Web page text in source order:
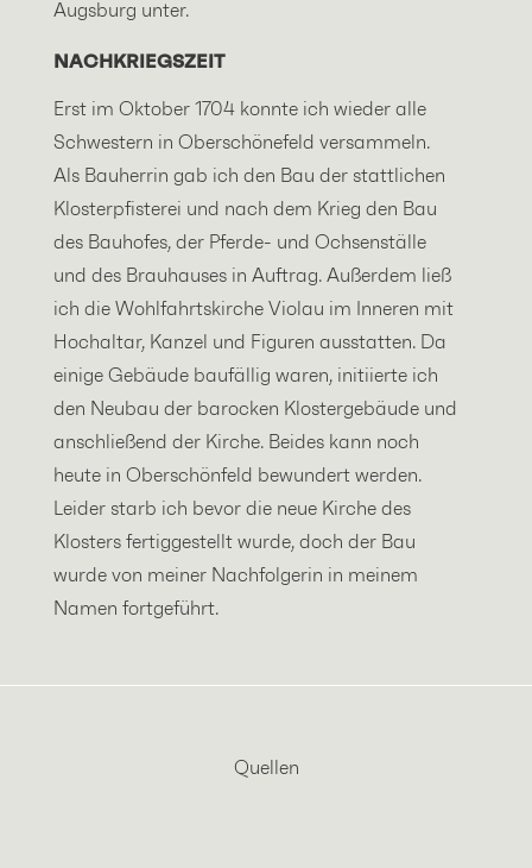
Augsburg unter.
NACHKRIEGSZEIT
Erst im Oktober 1704 konnte ich wieder alle
Schwestern in Oberschönefeld versammeln.
Als Bauherrin gab ich den Bau der stattlichen
Klosterpfisterei und nach dem Krieg den Bau
des Bauhofes, der Pferde- und Ochsenställe
und des Brauhauses in Auftrag. Außerdem ließ
ich die Wohlfahrtskirche Violau im Inneren mit
Hochaltar, Kanzel und Figuren ausstatten. Da
einige Gebäude baufällig waren, initiierte ich
den Neubau der barocken Klostergebäude und
anschließend der Kirche. Beides kann noch
heute in Oberschönfeld bewundert werden.
Leider starb ich bevor die neue Kirche des
Klosters fertiggestellt wurde, doch der Bau
wurde von meiner Nachfolgerin in meinem
Namen fortgeführt.
Quellen